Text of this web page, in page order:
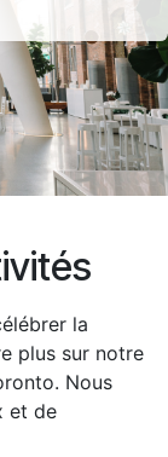
la
plus sur notre
Nous
et de